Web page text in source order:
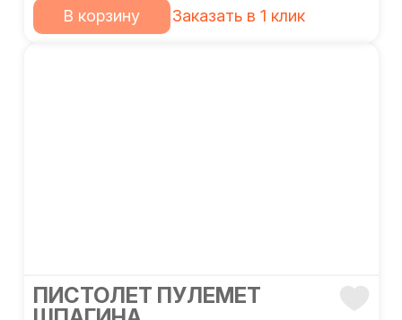
В корзину Заказать в 1 клик
ПИСТОЛЕТ ПУЛЕМЕТ